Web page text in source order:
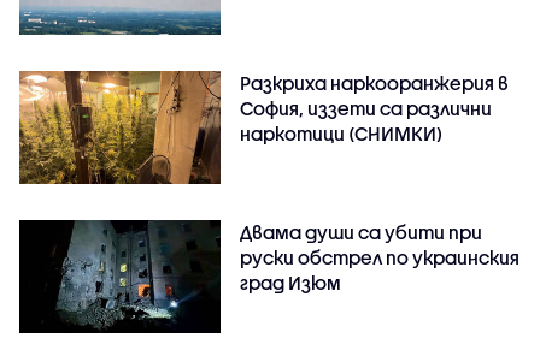
Разкриха наркооранжерия в
София, иззети са различни
наркотици (СНИМКИ)
Двама души са убити при
руски обстрeл по украинския
град Изюм